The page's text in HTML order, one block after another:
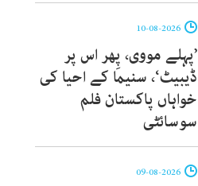
’پہلے مووی، پِھر اس پر
ڈیبیٹ‘، سنیما کے احیا کی
خواہاں پاکستان فلم
سوسائٹی